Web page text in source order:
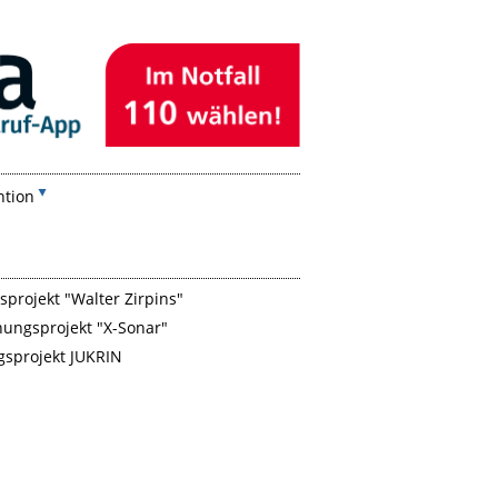
"Walter Zirpins"
"X-Sonar"
JUKRIN